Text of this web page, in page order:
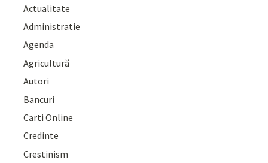
Actualitate
Administratie
Agenda
Agricultură
Autori
Bancuri
Carti Online
Credinte
Crestinism